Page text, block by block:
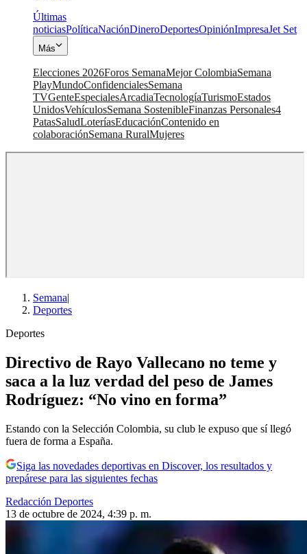
Últimas
noticiasPolíticaNaciónDineroDeportesOpiniónImpresaJet Set
Más
Elecciones 2026Foros SemanaMejor ColombiaSemana
PlayMundoConfidencialesSemana
TVGenteEspecialesArcadiaTecnologíaTurismoEstados
UnidosVehículosSemana SostenibleFinanzas Personales4
PatasSaludLoteríasEducaciónContenido en
colaboraciónSemana RuralMujeres
Semana|
Deportes
Deportes
Directivo de Rayo Vallecano no teme y
saca a la luz verdad del peso de James
Rodríguez: “No vino en forma”
Estando con la Selección Colombia, su club le expuso que sí llegó
fuera de forma a España.
Siga las novedades deportivas en Discover, los resultados y
prepárese para las siguientes fechas
Redacción Deportes
13 de octubre de 2024, 4:39 p. m.